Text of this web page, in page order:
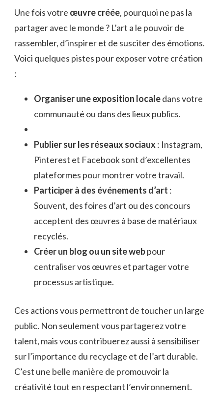
Une fois votre œuvre créée, pourquoi ne pas la
partager avec le monde ? L’art a le pouvoir de
rassembler, d’inspirer et de susciter des émotions.
Voici quelques pistes pour exposer votre création
:
Organiser une exposition localedans votre
communauté ou dans des lieux publics.
Publier sur les réseaux sociaux : Instagram,
Pinterest et Facebook sont d’excellentes
plateformes pour montrer votre travail.
Participer à des événements d’art :
Souvent, des foires d’art ou des concours
acceptent des œuvres à base de matériaux
recyclés.
Créer un blog ou un site webpour
centraliser vos œuvres et partager votre
processus artistique.
Ces actions vous permettront de toucher un large
public. Non seulement vous partagerez votre
talent, mais vous contribuerez aussi à sensibiliser
sur l’importance du recyclage et de l’art durable.
C’est une belle manière de promouvoir la
créativité tout en respectant l’environnement.